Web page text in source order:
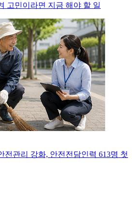
고민이라면 지금 해야 할 일
전관리 강화, 안전전담인력 613명 첫